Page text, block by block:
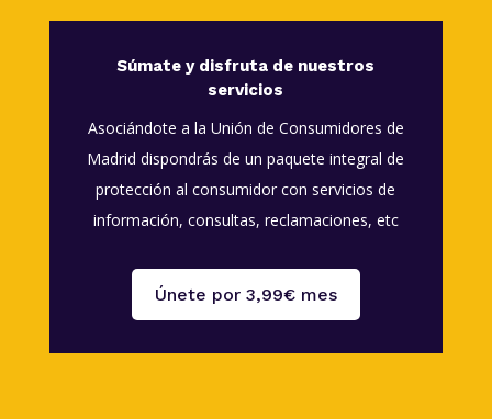
Súmate y disfruta de nuestros
servicios
Asociándote a la Unión de Consumidores de
Madrid dispondrás de un paquete integral de
protección al consumidor con servicios de
información, consultas, reclamaciones, etc
Únete por 3,99€ mes